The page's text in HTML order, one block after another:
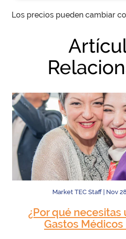
Los precios pueden cambiar
Market TEC Staff Nov
¿Por qué necesitas
Gastos Médicos